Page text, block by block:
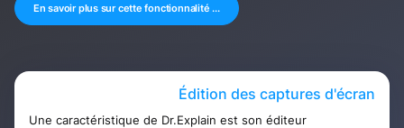
En savoir plus sur cette fonctionnalité ...
Édition des captures d'écran
Une caractéristique de Dr.Explain est son éditeur